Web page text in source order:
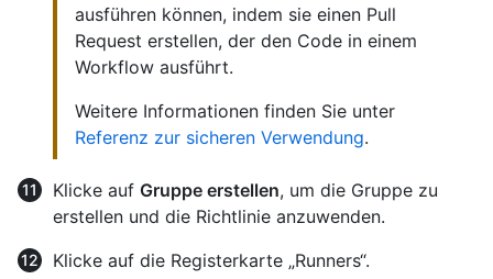
ausführen können, indem sie einen Pull
Request erstellen, der den Code in einem
Workflow ausführt.
Weitere Informationen finden Sie unter
Referenz zur sicheren Verwendung.
Klicke auf Gruppe erstellen, um die Gruppe zu
erstellen und die Richtlinie anzuwenden.
Klicke auf die Registerkarte „Runners“.